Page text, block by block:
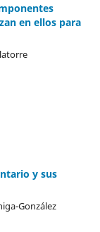
en ellos para
y sus
González